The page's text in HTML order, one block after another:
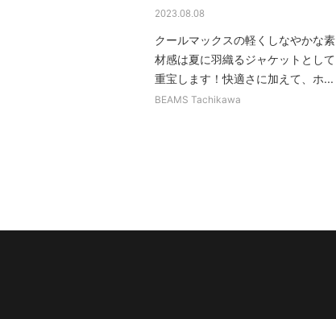
2023.08.08
クールマックスの軽くしなやかな素
材感は夏に羽織るジャケットとして
重宝します！快適さに加えて、ホ...
BEAMS Tachikawa